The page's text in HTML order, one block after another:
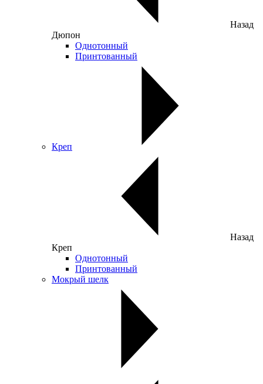
Назад
Дюпон
Однотонный
Принтованный
Креп
Назад
Креп
Однотонный
Принтованный
Мокрый шелк